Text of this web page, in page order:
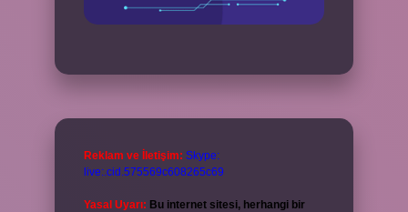
Reklam ve İletişim: Skype:
live:.cid.575569c608265c69
Yasal Uyarı: Bu internet sitesi, herhangi bir